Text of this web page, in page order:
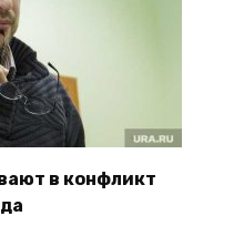
в конфликт